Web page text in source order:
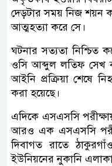
দেড়টার সময় নিজ শয়ন
আত্মহত্যা করে সে।
ঘটনার সত্যতা নিশ্চিত
ওসি আব্দুল লতিফ সেখ
আইনি প্রক্রিয়া শেষে
করা হয়েছে।
এদিকে এসএসসি
আরও এক এসএসসি
দিবাগত রাতে
ইউনিয়নের নুকানি